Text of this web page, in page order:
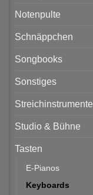
Notenpulte
Schnäppchen
Songbooks
Sonstiges
Streichinstrumente
Studio & Bühne
Tasten
E-Pianos
Keyboards